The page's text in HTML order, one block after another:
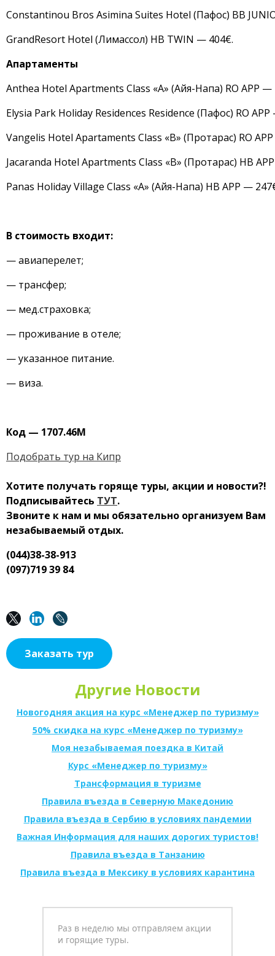
Другие Новости
Новогодняя акция на курс «Менеджер по туризму»
50% скидка на курс «Менеджер по туризму»
Моя незабываемая поездка в Китай
Курс «Менеджер по туризму»
Трансформация в туризме
Правила въезда в Северную Македонию
Правила въезда в Сербию в условиях пандемии
Важная Информация для наших дорогих туристов!
Правила въезда в Танзанию
Правила въезда в Мексику в условиях карантина
Constantinou Bros Asimina Suites Hotel (Пафос) BB
GrandResort Hotel (Лимассол) HB TWIN — 404€.
Апартаменты
Anthea Hotel Apartments Class «A» (Айя-Напа) RO APP —
Elysia Park Holiday Residences Residence (Пафос) RO
Vangelis Hotel Apartaments Class «B» (Протарас) RO
Jacaranda Hotel Apartments Class «B» (Протарас) HB
Panas Holiday Village Class «A» (Айя-Напа) HB APP —
В стоимость входит:
— авиаперелет;
— трансфер;
— мед.страховка;
— проживание в отеле;
— указанное питание.
— виза.
Код — 1707.46М
Подобрать тур на Кипр
Хотите получать горяще туры, акции и новости?!
Подписывайтесь ТУТ.
Звоните к нам и мы обязательно организуем Вам
незабываемый отдых.
(044)38-38-913
(097)719 39 84
Заказать тур
Раз в неделю мы отправляем акции
и горящие туры.